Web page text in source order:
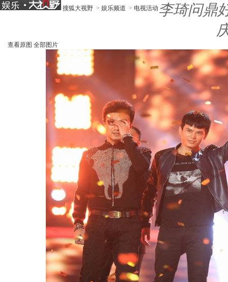
搜狐大视野 > 娱乐频道 > 电视活动 李琦问鼎
查看原图 全部图片